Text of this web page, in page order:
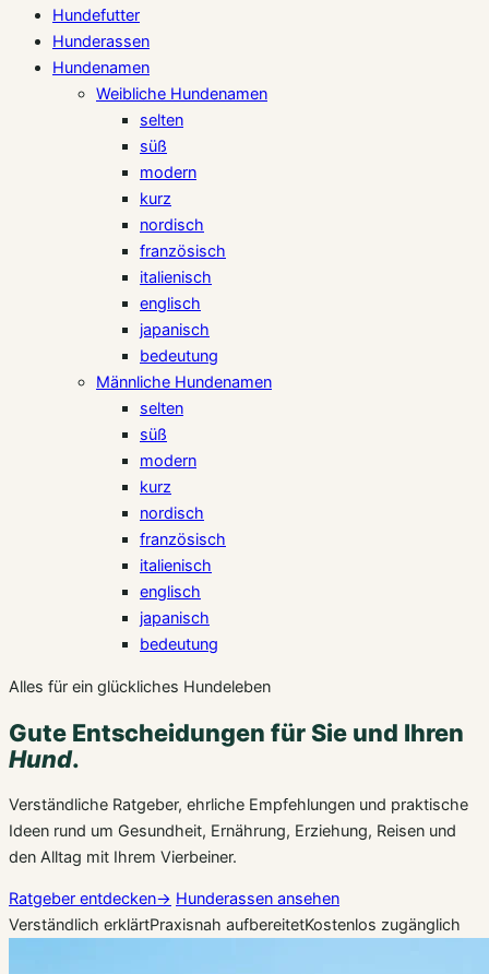
Hundefutter
Hunderassen
Hundenamen
Weibliche Hundenamen
selten
süß
modern
kurz
nordisch
französisch
italienisch
englisch
japanisch
bedeutung
Männliche Hundenamen
selten
süß
modern
kurz
nordisch
französisch
italienisch
englisch
japanisch
bedeutung
Alles für ein glückliches Hundeleben
Gute Entscheidungen für Sie und Ihren
Hund.
Verständliche Ratgeber, ehrliche Empfehlungen und praktische
Ideen rund um Gesundheit, Ernährung, Erziehung, Reisen und
den Alltag mit Ihrem Vierbeiner.
Ratgeber entdecken→ Hunderassen ansehen
Verständlich erklärtPraxisnah aufbereitetKostenlos zugänglich